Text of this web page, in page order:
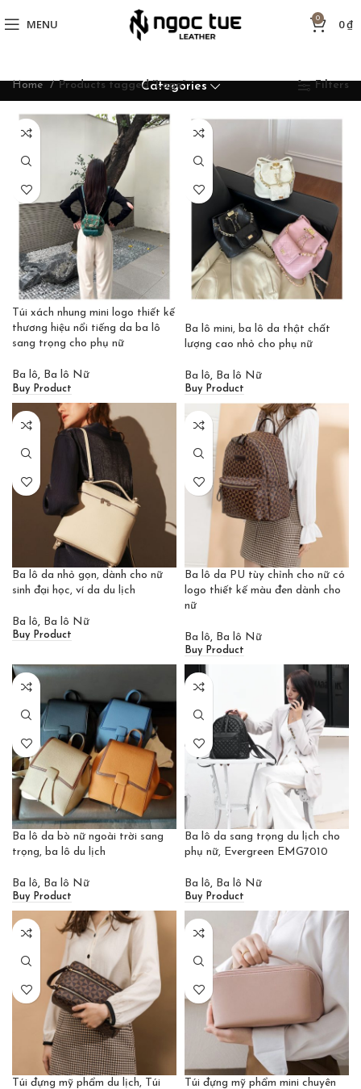
MENU 0 0₫
Categories
Home Products tagged “Logo” Filters
Túi xách nhung mini logo thiết kế
thương hiệu nổi tiếng da ba lô
sang trọng cho phụ nữ
Ba lô, Ba lô Nữ
Buy Product
Ba lô mini, ba lô da thật chất
lượng cao nhỏ cho phụ nữ
Ba lô, Ba lô Nữ
Buy Product
Ba lô da nhỏ gọn, dành cho nữ
sinh đại học, ví da du lịch
Ba lô, Ba lô Nữ
Buy Product
Ba lô da PU tùy chỉnh cho nữ có
logo thiết kế màu đen dành cho
nữ
Ba lô, Ba lô Nữ
Buy Product
Ba lô da bò nữ ngoài trời sang
trọng, ba lô du lịch
Ba lô, Ba lô Nữ
Buy Product
Ba lô da sang trọng du lịch cho
phụ nữ, Evergreen EMG7010
Ba lô, Ba lô Nữ
Buy Product
Túi đựng mỹ phẩm du lịch, Túi
Túi đựng mỹ phẩm mini chuyên